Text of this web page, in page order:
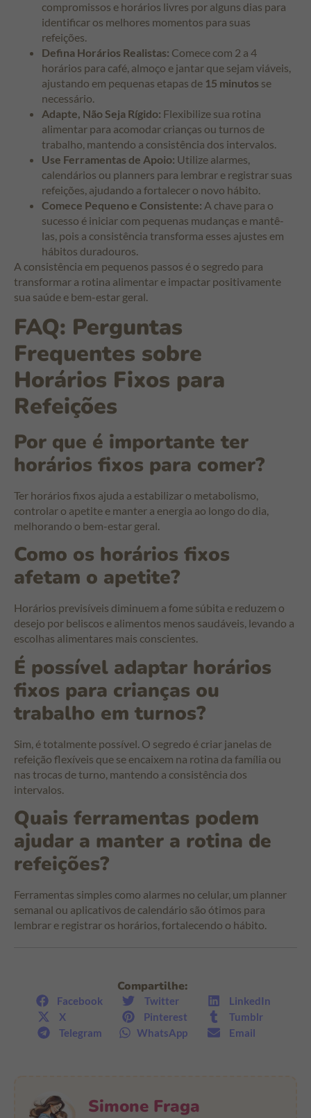
compromissos e horários livres por alguns dias para
identificar os melhores momentos para suas
refeições.
Defina Horários Realistas: Comece com 2 a 4
horários para café, almoço e jantar que sejam viáveis,
ajustando em pequenas etapas de 15 minutos se
necessário.
Adapte, Não Seja Rígido: Flexibilize sua rotina
alimentar para acomodar crianças ou turnos de
trabalho, mantendo a consistência dos intervalos.
Use Ferramentas de Apoio: Utilize alarmes,
calendários ou planners para lembrar e registrar suas
refeições, ajudando a fortalecer o novo hábito.
Comece Pequeno e Consistente: A chave para o
sucesso é iniciar com pequenas mudanças e mantê-
las, pois a consistência transforma esses ajustes em
hábitos duradouros.
A consistência em pequenos passos é o segredo para
transformar a rotina alimentar e impactar positivamente
sua saúde e bem-estar geral.
FAQ: Perguntas
Frequentes sobre
Horários Fixos para
Refeições
Por que é importante ter
horários fixos para comer?
Ter horários fixos ajuda a estabilizar o metabolismo,
controlar o apetite e manter a energia ao longo do dia,
melhorando o bem-estar geral.
Como os horários fixos
afetam o apetite?
Horários previsíveis diminuem a fome súbita e reduzem o
desejo por beliscos e alimentos menos saudáveis, levando a
escolhas alimentares mais conscientes.
É possível adaptar horários
fixos para crianças ou
trabalho em turnos?
Sim, é totalmente possível. O segredo é criar janelas de
refeição flexíveis que se encaixem na rotina da família ou
nas trocas de turno, mantendo a consistência dos
intervalos.
Quais ferramentas podem
ajudar a manter a rotina de
refeições?
Ferramentas simples como alarmes no celular, um planner
semanal ou aplicativos de calendário são ótimos para
lembrar e registrar os horários, fortalecendo o hábito.
Compartilhe:
Facebook Twitter
LinkedIn
X
Pinterest
Tumblr
Telegram
WhatsApp Email
Simone Fraga